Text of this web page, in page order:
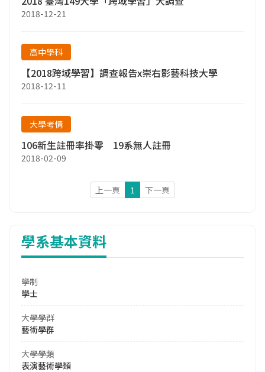
2018-12-21
高中學科
【2018跨域學習】調查報告x崇右影藝科技大學
2018-12-11
大學考情
106新生註冊率掛零 19系無人註冊
2018-02-09
上一頁 1 下一頁
學系基本資料
學制
學士
大學學群
藝術學群
大學學類
表演藝術學類